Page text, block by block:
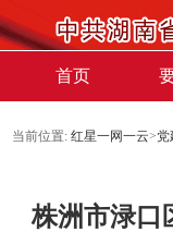
首页
当前位置: 红星一网一云>党
株洲市渌口